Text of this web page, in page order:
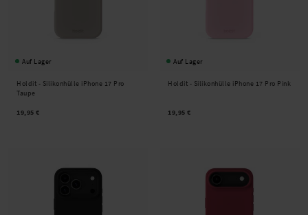
Auf Lager
Holdit - Silikonhülle iPhone 17 Pro
Taupe
19,95 €
Auf Lager
Holdit - Silikonhülle iPhone 17 Pro Pink
19,95 €